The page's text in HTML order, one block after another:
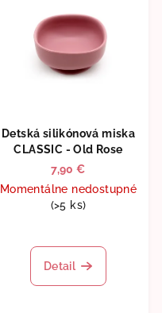
Detská silikónová miska
CLASSIC - Old Rose
7,90 €
Momentálne nedostupné
(>5 ks)
hodnotenie
produktu
Detail